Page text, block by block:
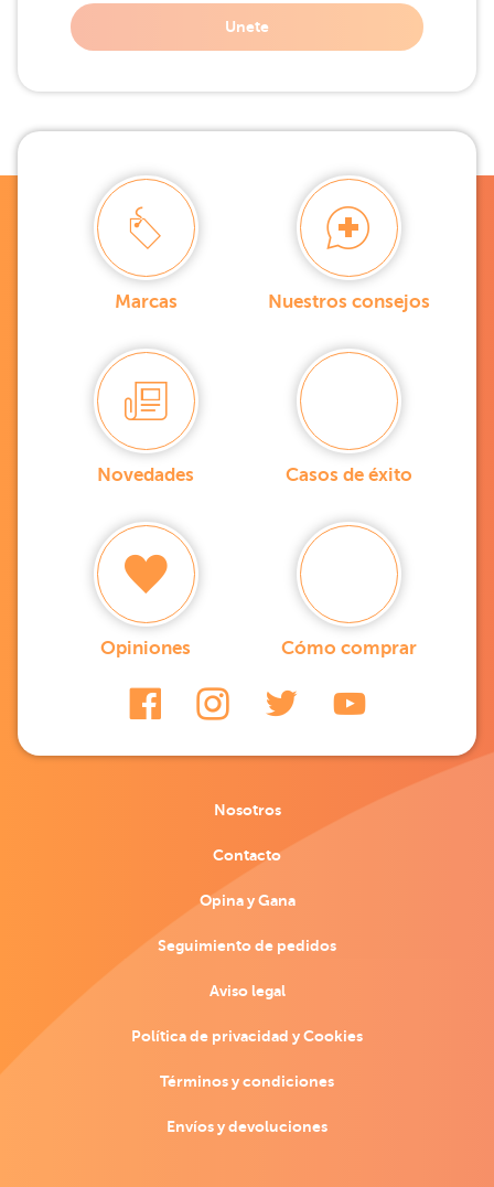
Unete
Marcas Nuestros consejos
Novedades Casos de éxito
Opiniones Cómo comprar
Nosotros
Contacto
Opina y Gana
Seguimiento de pedidos
Aviso legal
Política de privacidad y Cookies
Términos y condiciones
Envíos y devoluciones